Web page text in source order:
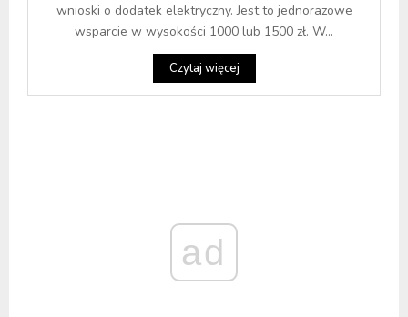
wnioski o dodatek elektryczny. Jest to jednorazowe
wsparcie w wysokości 1000 lub 1500 zł. W...
Czytaj więcej
ad